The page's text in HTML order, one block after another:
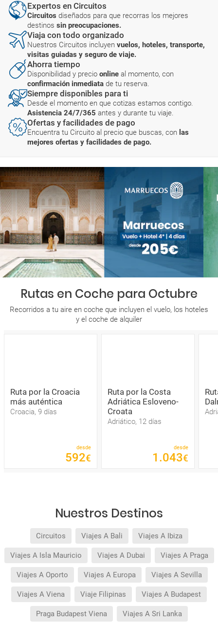
Expertos en Circuitos
Circuitos diseñados para que recorras los mejores
destinos sin preocupaciones.
Viaja con todo organizado
Nuestros Circuitos incluyen vuelos, hoteles, transporte,
visitas guiadas y seguro de viaje.
Ahorra tiempo
Disponibilidad y precio online al momento, con
confirmación inmediata de tu reserva.
Siempre disponibles para ti
Desde el momento en que cotizas estamos contigo.
Asistencia 24/7/365 antes y durante tu viaje.
Ofertas y facilidades de pago
Encuentra tu Circuito al precio que buscas, con las
mejores ofertas y facilidades de pago.
Rutas en Coche para Octubre
Recorridos a tu aire en coche que incluyen el vuelo, los hoteles
y el coche de alquiler
Ruta por la Croacia
más auténtica
Croacia, 9 días
desde
592€
Ruta por la Costa
Adriática Esloveno-
Croata
Adriático, 12 días
desde
1 .043€
Nuestros Destinos
Circuitos Viajes A Bali Viajes A Ibiza
Viajes A Isla Mauricio Viajes A Dubai Viajes A Praga
Viajes A Oporto Viajes A Europa Viajes A Sevilla
Viajes A Viena Viaje Filipinas Viajes A Budapest
Praga Budapest Viena Viajes A Sri Lanka